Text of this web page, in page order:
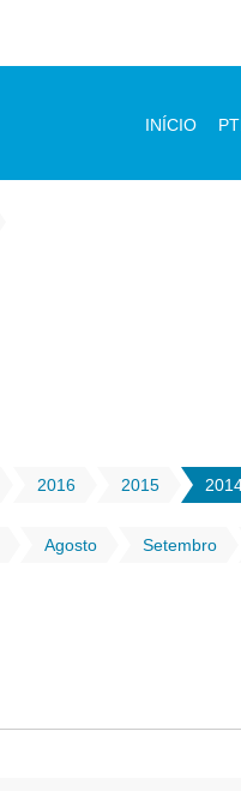
INÍCIO
2016 2015
Agosto Setembro